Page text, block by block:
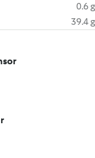
0.6 g
39.4 g